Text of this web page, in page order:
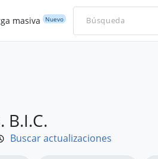
masiva Nuevo
B.I.C.
Buscar actualizaciones